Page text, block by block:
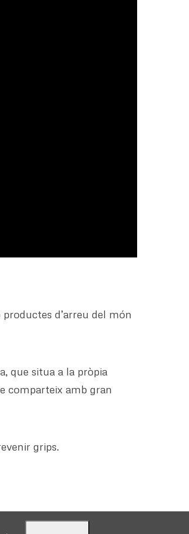
d’arreu del món
que situa a la pròpia
comparteix amb gran
grips.